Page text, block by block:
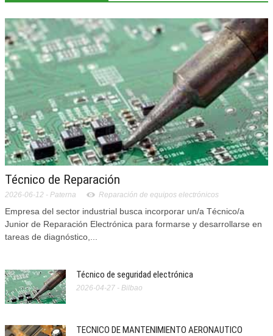
Técnico de Reparación
2026-06-12 - Paterna Reparación de equipos electrónicos
Empresa del sector industrial busca incorporar un/a Técnico/a
Junior de Reparación Electrónica para formarse y desarrollarse en
tareas de diagnóstico,...
Técnico de seguridad electrónica
2026-04-27 - Bilbao
TECNICO DE MANTENIMIENTO AERONAUTICO